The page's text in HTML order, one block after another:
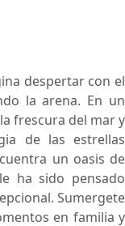
despertar con el
la arena. En un
frescura del mar y
de las estrellas
un oasis de
ha sido pensado
Sumergete
en familia y